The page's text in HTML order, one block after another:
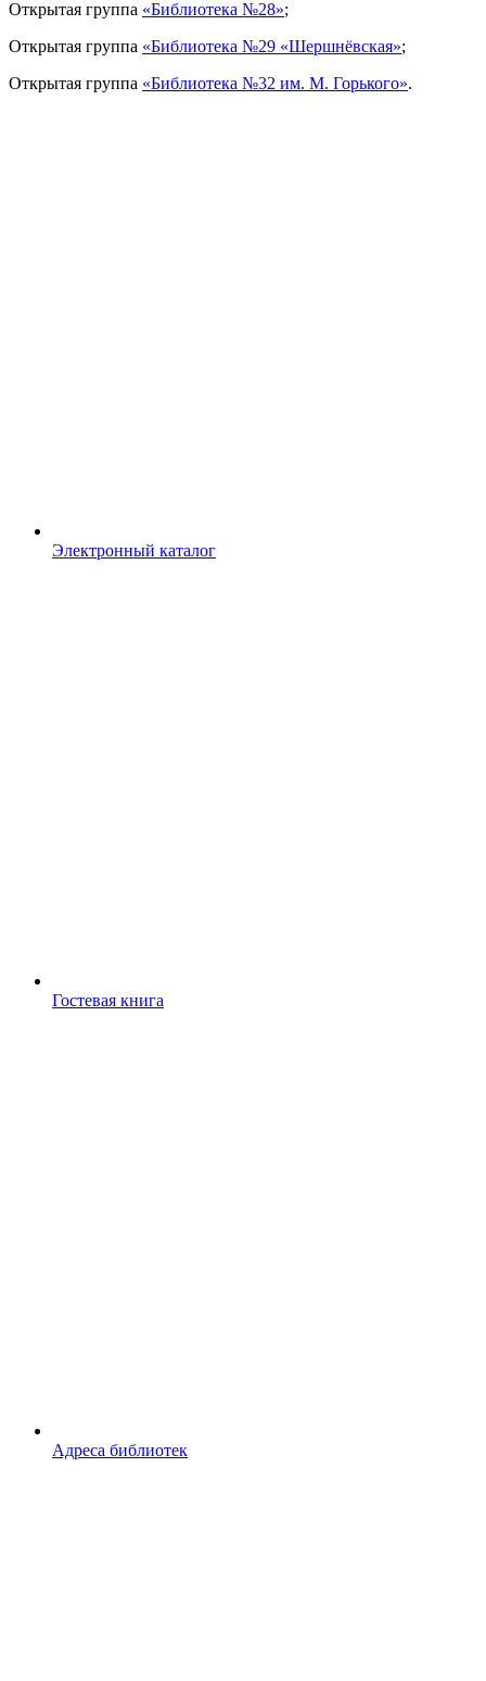
Открытая группа «Библиотека №28»;
Открытая группа «Библиотека №29 «Шершнёвская»;
Открытая группа «Библиотека №32 им. М. Горького».
Электронный каталог
Гостевая книга
Адреса библиотек